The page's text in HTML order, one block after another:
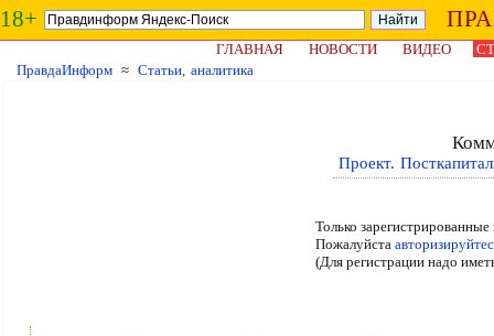
18+
ГЛАВНАЯ НОВОСТИ ВИДЕО
ПравдаИнформ ≈ Статьи, аналитика
Проект.
Только
Пожалуйста
(Для регистрации надо